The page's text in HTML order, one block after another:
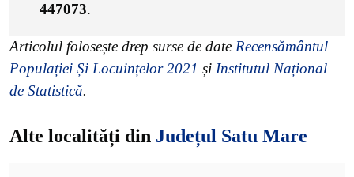
447073.
Articolul folosește drep surse de date Recensământul
Populației Și Locuințelor 2021 și Institutul Național
de Statistică.
Alte localități din Județul Satu Mare